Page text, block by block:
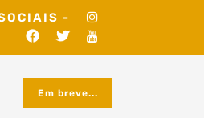
-
Em breve...